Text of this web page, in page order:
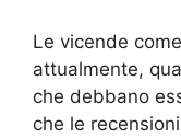
Le vicende
attualmente,
che debbano
che le